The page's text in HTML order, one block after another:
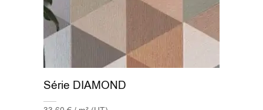
30x61 sol (1)
30x75(1)
30x90
30x90 Pyramid Anima White
Série DIAMOND